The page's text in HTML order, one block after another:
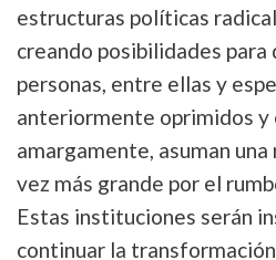
estructuras políticas
creando posibilidades para
personas, entre ellas y
anteriormente oprimidos y
amargamente, asuman
vez más grande por el
Estas instituciones serán
continuar la